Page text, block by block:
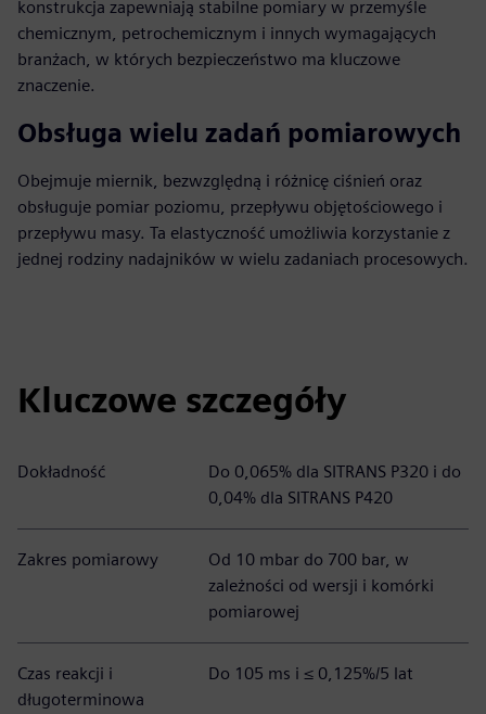
konstrukcja zapewniają stabilne pomiary w przemyśle
chemicznym, petrochemicznym i innych wymagających
branżach, w których bezpieczeństwo ma kluczowe
znaczenie.
Obsługa wielu zadań pomiarowych
Obejmuje miernik, bezwzględną i różnicę ciśnień oraz
obsługuje pomiar poziomu, przepływu objętościowego i
przepływu masy. Ta elastyczność umożliwia korzystanie z
jednej rodziny nadajników w wielu zadaniach procesowych.
Kluczowe szczegóły
Dokładność
Do 0,065% dla SITRANS P320 i do
0,04% dla SITRANS P420
Zakres pomiarowy
Od 10 mbar do 700 bar, w
zależności od wersji i komórki
pomiarowej
Czas reakcji i
długoterminowa
Do 105 ms i ≤ 0,125%/5 lat